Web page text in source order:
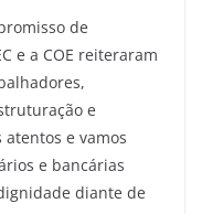
de
e a COE reiteraram
e
atentos e vamos
e bancárias
diante de